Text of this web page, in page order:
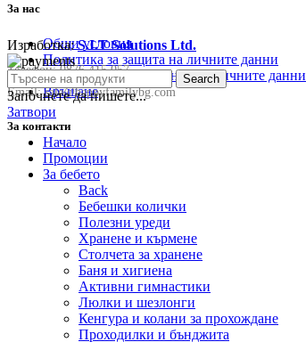
За нас
Общи условия
Политика за защита на личните данни
Политика за съхранение на личните данни
Връщане
За контакти
Телефон:0876 415 057
Email:sale@happyfamilybg.com
Изработка:S.I.T Solutions Ltd.
Search
Започнете да пишете...
Затвори
Начало
Промоции
За бебето
Back
Бебешки колички
Полезни уреди
Хранене и кърмене
Столчета за хранене
Баня и хигиена
Активни гимнастики
Люлки и шезлонги
Кенгура и колани за прохождане
Проходилки и бънджита